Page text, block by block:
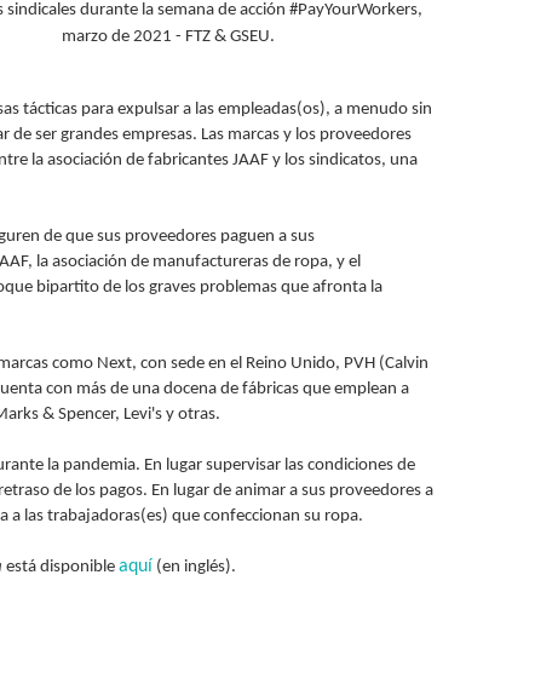
sindicales durante la semana de acción #PayYourWorkers,
marzo de 2021 - FTZ & GSEU.
tácticas para expulsar a las empleadas(os), a menudo sin
ser grandes empresas. Las marcas y los proveedores
la asociación de fabricantes JAAF y los sindicatos, una
de que sus proveedores paguen a sus
la asociación de manufactureras de ropa, y el
bipartito de los graves problemas que afronta la
como Next, con sede en el Reino Unido, PVH (Calvin
con más de una docena de fábricas que emplean a
& Spencer, Levi's y otras.
la pandemia. En lugar supervisar las condiciones de
de los pagos. En lugar de animar a sus proveedores a
a las trabajadoras(es) que confeccionan su ropa.
está disponible aquí (en inglés).